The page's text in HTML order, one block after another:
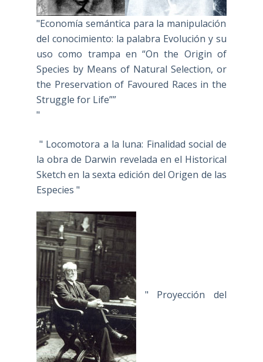
"Economía semántica para la manipulación
del conocimiento: la palabra Evolución y su
uso como trampa en “On the Origin of
Species by Means of Natural Selection, or
the Preservation of Favoured Races in the
Struggle for Life””
"
" Locomotora a la luna: Finalidad social de
la obra de Darwin revelada en el Historical
Sketch en la sexta edición del Origen de las
Especies "
" Proyección del